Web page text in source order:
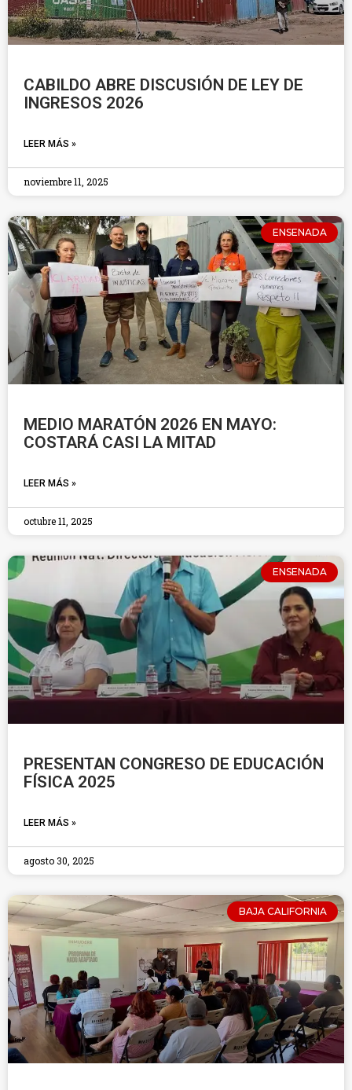
CABILDO ABRE DISCUSIÓN DE LEY DE
INGRESOS 2026
LEER MÁS »
noviembre 11, 2025
ENSENADA
MEDIO MARATÓN 2026 EN MAYO:
COSTARÁ CASI LA MITAD
LEER MÁS »
octubre 11, 2025
ENSENADA
PRESENTAN CONGRESO DE EDUCACIÓN
FÍSICA 2025
LEER MÁS »
agosto 30, 2025
BAJA CALIFORNIA